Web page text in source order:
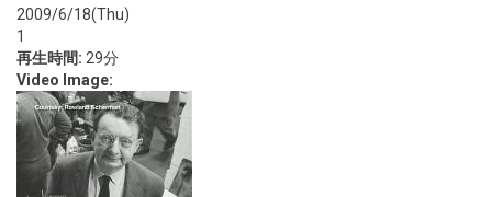
2009/6/18(Thu)
1
再生時間: 29分
Video Image: